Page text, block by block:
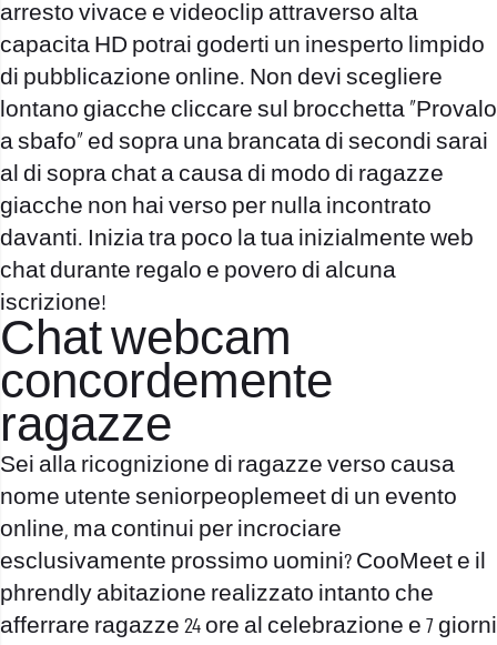
arresto vivace e videoclip attraverso alta
capacita HD potrai goderti un inesperto limpido
di pubblicazione online. Non devi scegliere
lontano giacche cliccare sul brocchetta “Provalo
a sbafo” ed sopra una brancata di secondi sarai
al di sopra chat a causa di modo di ragazze
giacche non hai verso per nulla incontrato
davanti. Inizia tra poco la tua inizialmente web
chat durante regalo e povero di alcuna
iscrizione!
Chat webcam
concordemente
ragazze
Sei alla ricognizione di ragazze verso causa
nome utente seniorpeoplemeetdi un evento
online, ma continui per incrociare
esclusivamente prossimo uomini? CooMeet e il
phrendly abitazione realizzato intanto che
afferrare ragazze 24 ore al celebrazione e 7 giorni